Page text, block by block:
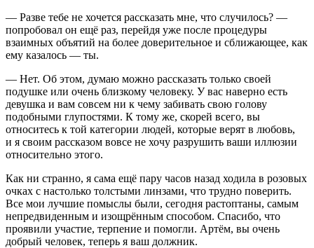
— Разве тебе не хочется рассказать мне, что случилось? —
попробовал он ещё раз, перейдя уже после процедуры
взаимных объятий на более доверительное и сближающее, как
ему казалось — ты.
— Нет. Об этом, думаю можно рассказать только своей
подушке или очень близкому человеку. У вас наверно есть
девушка и вам совсем ни к чему забивать свою голову
подобными глупостями. К тому же, скорей всего, вы
относитесь к той категории людей, которые верят в любовь,
и я своим рассказом вовсе не хочу разрушить ваши иллюзии
относительно этого.
Как ни странно, я сама ещё пару часов назад ходила в розовых
очках с настолько толстыми линзами, что трудно поверить.
Все мои лучшие помыслы были, сегодня растоптаны, самым
непредвиденным и изощрённым способом. Спасибо, что
проявили участие, терпение и помогли. Артём, вы очень
добрый человек, теперь я ваш должник.